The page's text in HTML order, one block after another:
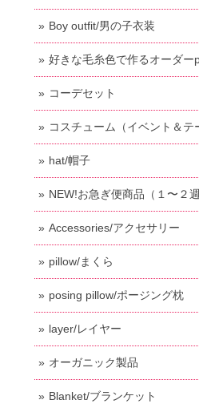
Boy outfit/男の子衣装
好きな毛糸色で作るオーダー
コーデセット
コスチューム（イベント＆テ
hat/帽子
NEW!お急ぎ便商品（１〜２
Accessories/アクセサリー
pillow/まくら
posing pillow/ポージング枕
layer/レイヤー
オーガニック製品
Blanket/ブランケット